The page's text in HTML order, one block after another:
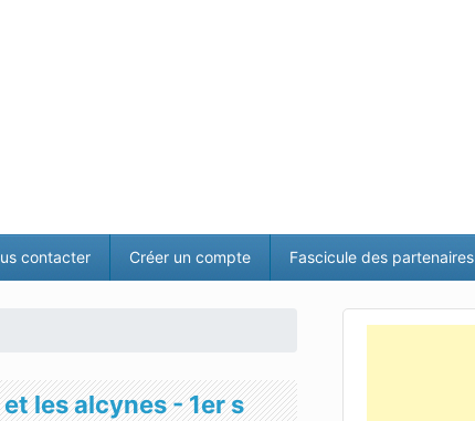
contacter Créer un compte Fascicule des partenaires
les alcynes - 1er s